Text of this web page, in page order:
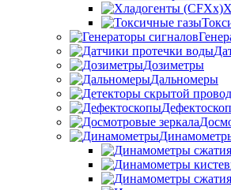
Дозиметры
Дальномеры